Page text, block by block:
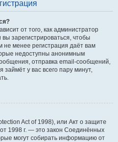
от того, как администратор
зарегистрироваться, чтобы
менее регистрация даёт вам
недоступны анонимным
отправка email-сообщений,
займёт у вас всего пару минут,
Act of 1998), или Акт о защите
1998 г. — это закон Соединённых
могут собирать информацию от